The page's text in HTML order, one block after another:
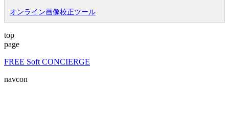
オンライン画像校正ツール
top
page
FREE Soft CONCIERGE
navcon